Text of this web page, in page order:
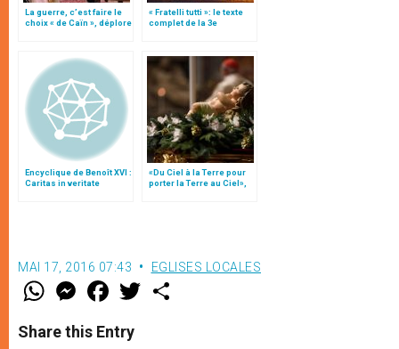
La guerre, c’est faire le
choix « de Caïn », déplore
« Fratelli tutti »: le texte
complet de la 3e
Encyclique de Benoît XVI :
Caritas in veritate
«Du Ciel à la Terre pour
porter la Terre au Ciel»,
MAI 17, 2016 07:43 EGLISES LOCALES
W
t
s
M
e
s
e
F
a
e
b
w
Share this Entry